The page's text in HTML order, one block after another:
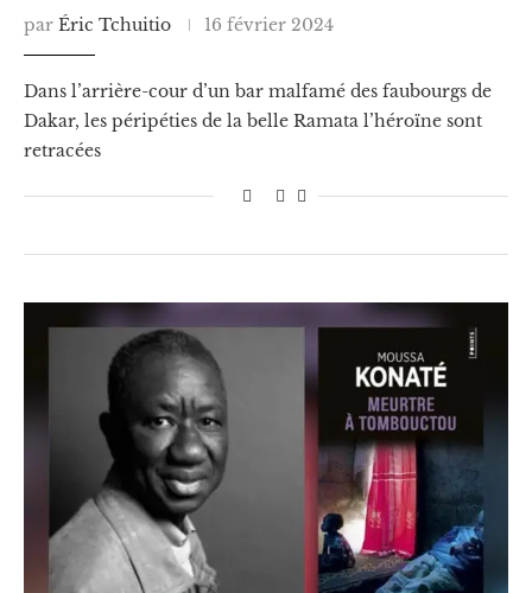
par Éric Tchuitio 16 février 2024
Dans l’arrière-cour d’un bar malfamé des faubourgs de
Dakar, les péripéties de la belle Ramata l’héroïne sont
retracées